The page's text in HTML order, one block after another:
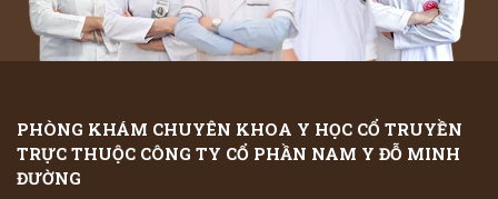
PHÒNG KHÁM CHUYÊN KHOA Y HỌC CỔ TRUYỀN
TRỰC THUỘC CÔNG TY CỔ PHẦN NAM Y ĐỖ MINH
ĐƯỜNG